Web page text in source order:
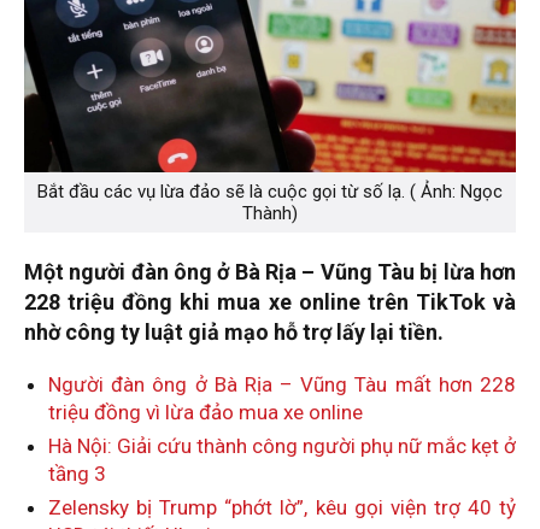
Bắt đầu các vụ lừa đảo sẽ là cuộc gọi từ số lạ. ( Ảnh: Ngọc
Thành)
Một người đàn ông ở Bà Rịa – Vũng Tàu bị lừa hơn
228 triệu đồng khi mua xe online trên TikTok và
nhờ công ty luật giả mạo hỗ trợ lấy lại tiền.
Người đàn ông ở Bà Rịa – Vũng Tàu mất hơn 228
triệu đồng vì lừa đảo mua xe online
Hà Nội: Giải cứu thành công người phụ nữ mắc kẹt ở
tầng 3
Zelensky bị Trump “phớt lờ”, kêu gọi viện trợ 40 tỷ